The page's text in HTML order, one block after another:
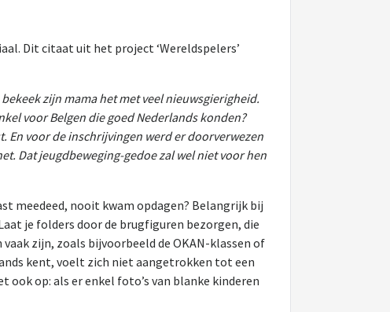
Dit citaat uit het project ‘Wereldspelers’
zijn mama het met veel nieuwsgierigheid.
voor Belgen die goed Nederlands konden?
En voor de inschrijvingen werd er doorverwezen
Dat jeugdbeweging-gedoe zal wel niet voor hen
meedeed, nooit kwam opdagen? Belangrijk bij
je folders door de brugfiguren bezorgen, die
zijn, zoals bijvoorbeeld de OKAN-klassen of
kent, voelt zich niet aangetrokken tot een
op: als er enkel foto’s van blanke kinderen